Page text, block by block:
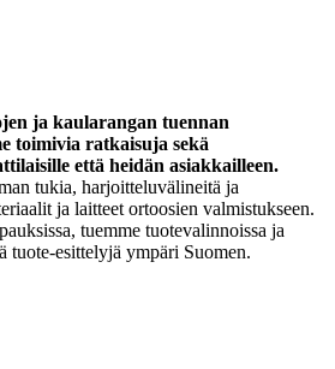
ja kaularangan tuennan
toimivia ratkaisuja sekä
että heidän asiakkailleen.
tukia, harjoitteluvälineitä ja
ja laitteet ortoosien valmistukseen.
tuemme tuotevalinnoissa ja
tuote-esittelyjä ympäri Suomen.